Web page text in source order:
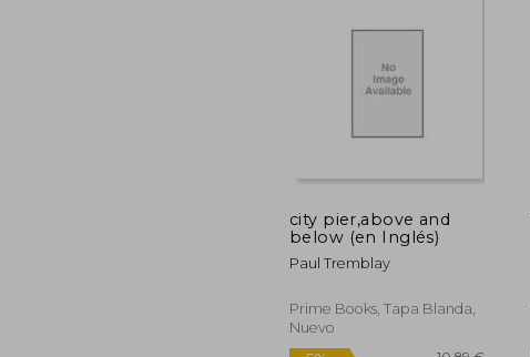
11,78 €
city pier,above and
below (en Inglés)
Paul Tremblay
Prime Books, Tapa Blanda,
Nuevo